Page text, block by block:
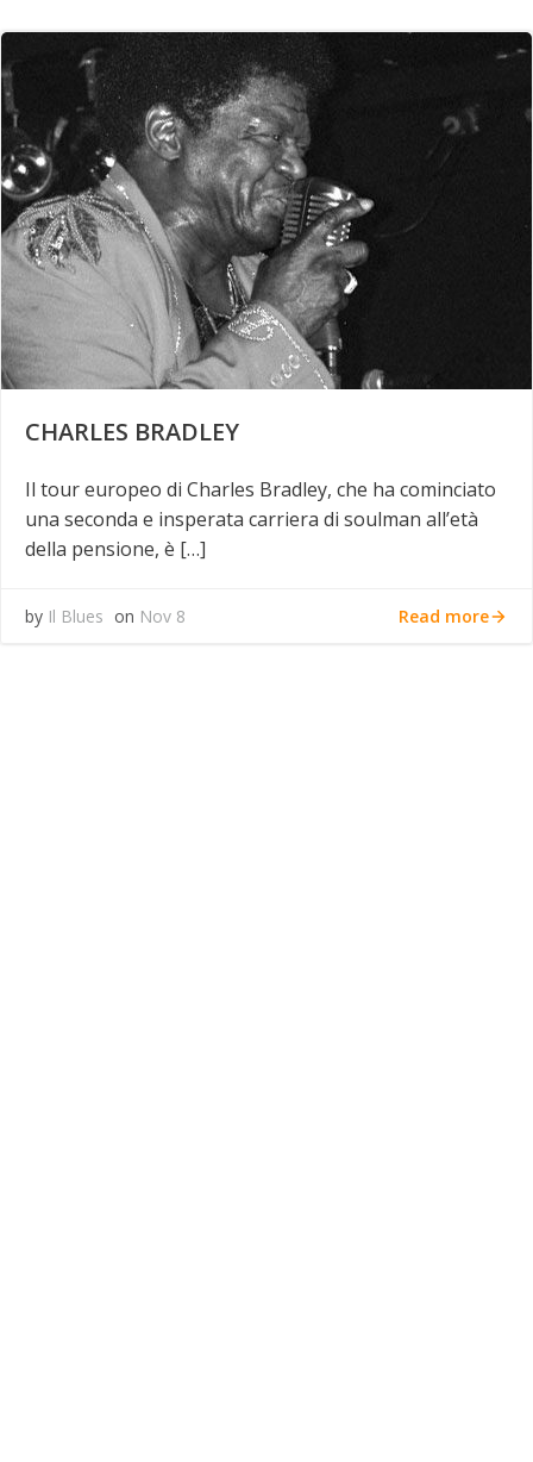
CHARLES BRADLEY
Il tour europeo di Charles Bradley, che ha cominciato
una seconda e insperata carriera di soulman all’età
della pensione, è […]
by Il Blues on Nov 8 Read more